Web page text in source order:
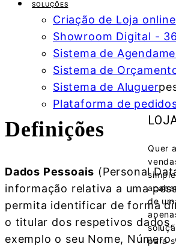
SOLUÇÕES
Criação de Loja online
Showroom Digital -
Sistema de
Sistema de
Sistema de Aluguer
Plataforma de
Quer
de
para
Definições
Dados Pessoais (Personal
informação relativa a uma
permita identificar de forma
o titular dos respetivos
exemplo o seu Nome,